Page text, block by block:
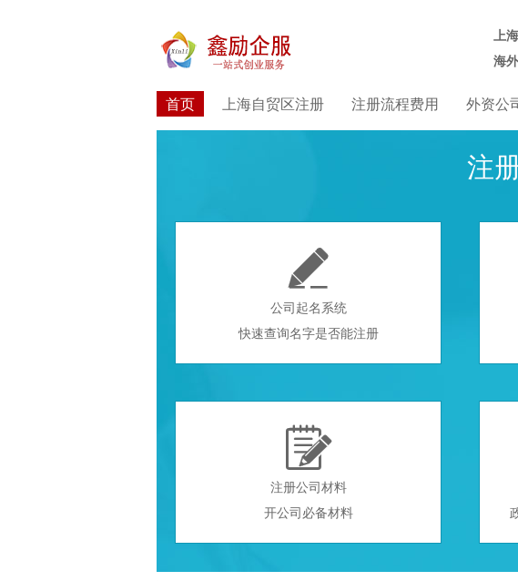
上
海
首页 上海自贸区注册 注册流程费用 外资公
注

公司起名系统
快速查询名字是否能注册

注册公司材料
开公司必备材料